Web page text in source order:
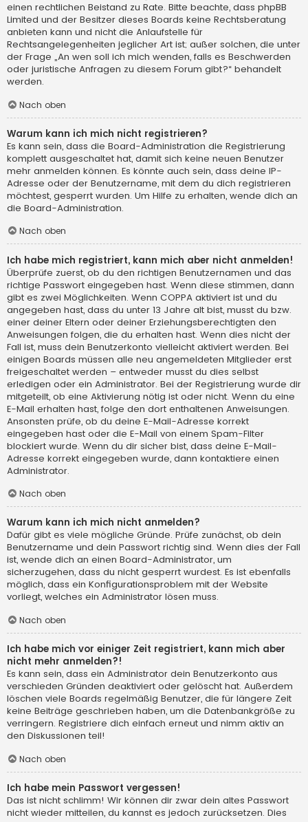
einen rechtlichen Beistand zu Rate. Bitte beachte, dass phpBB
Limited und der Besitzer dieses Boards keine Rechtsberatung
anbieten kann und nicht die Anlaufstelle für
Rechtsangelegenheiten jeglicher Art ist; außer solchen, die unter
der Frage „An wen soll ich mich wenden, falls es Beschwerden
oder juristische Anfragen zu diesem Forum gibt?“ behandelt
werden.
Nach oben
Warum kann ich mich nicht registrieren?
Es kann sein, dass die Board-Administration die Registrierung
komplett ausgeschaltet hat, damit sich keine neuen Benutzer
mehr anmelden können. Es könnte auch sein, dass deine IP-
Adresse oder der Benutzername, mit dem du dich registrieren
möchtest, gesperrt wurden. Um Hilfe zu erhalten, wende dich an
die Board-Administration.
Nach oben
Ich habe mich registriert, kann mich aber nicht anmelden!
Überprüfe zuerst, ob du den richtigen Benutzernamen und das
richtige Passwort eingegeben hast. Wenn diese stimmen, dann
gibt es zwei Möglichkeiten. Wenn COPPA aktiviert ist und du
angegeben hast, dass du unter 13 Jahre alt bist, musst du bzw.
einer deiner Eltern oder deiner Erziehungsberechtigten den
Anweisungen folgen, die du erhalten hast. Wenn dies nicht der
Fall ist, muss dein Benutzerkonto vielleicht aktiviert werden. Bei
einigen Boards müssen alle neu angemeldeten Mitglieder erst
freigeschaltet werden – entweder musst du dies selbst
erledigen oder ein Administrator. Bei der Registrierung wurde dir
mitgeteilt, ob eine Aktivierung nötig ist oder nicht. Wenn du eine
E-Mail erhalten hast, folge den dort enthaltenen Anweisungen.
Ansonsten prüfe, ob du deine E-Mail-Adresse korrekt
eingegeben hast oder die E-Mail von einem Spam-Filter
blockiert wurde. Wenn du dir sicher bist, dass deine E-Mail-
Adresse korrekt eingegeben wurde, dann kontaktiere einen
Administrator.
Nach oben
Warum kann ich mich nicht anmelden?
Dafür gibt es viele mögliche Gründe. Prüfe zunächst, ob dein
Benutzername und dein Passwort richtig sind. Wenn dies der Fall
ist, wende dich an einen Board-Administrator, um
sicherzugehen, dass du nicht gesperrt wurdest. Es ist ebenfalls
möglich, dass ein Konfigurationsproblem mit der Website
vorliegt, welches ein Administrator lösen muss.
Nach oben
Ich habe mich vor einiger Zeit registriert, kann mich aber
nicht mehr anmelden?!
Es kann sein, dass ein Administrator dein Benutzerkonto aus
verschieden Gründen deaktiviert oder gelöscht hat. Außerdem
löschen viele Boards regelmäßig Benutzer, die für längere Zeit
keine Beiträge geschrieben haben, um die Datenbankgröße zu
verringern. Registriere dich einfach erneut und nimm aktiv an
den Diskussionen teil!
Nach oben
Ich habe mein Passwort vergessen!
Das ist nicht schlimm! Wir können dir zwar dein altes Passwort
nicht wieder mitteilen, du kannst es jedoch zurücksetzen. Dies